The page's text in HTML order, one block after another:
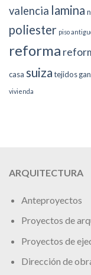
valencia lamina
poliester piso
reforma
casa suiza tejidos
vivienda
ARQUITECTURA
Anteproyectos
Proyectos de
Proyectos de
Dirección de